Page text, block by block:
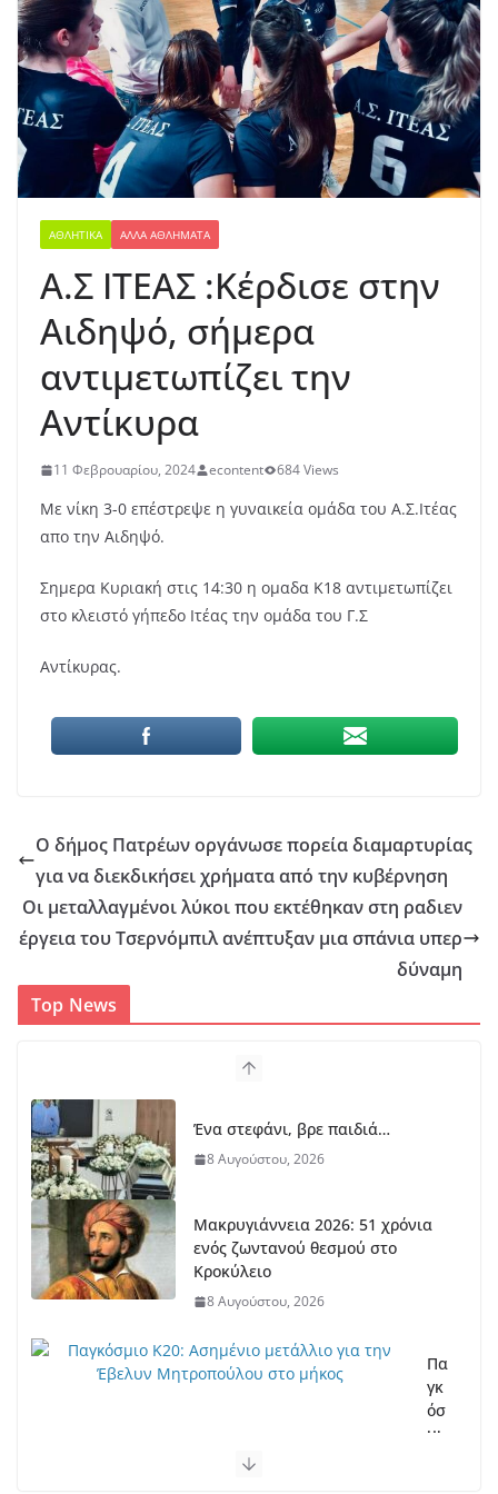
ΑΘΛΗΤΙΚΆ ΆΛΛΑ ΑΘΛΉΜΑΤΑ
Α.Σ ΙΤΕΑΣ :Κέρδισε στην
Αιδηψό, σήμερα
αντιμετωπίζει την
Αντίκυρα
11 Φεβρουαρίου, 2024 econtent 684 Views
Με νίκη 3-0 επέστρεψε η γυναικεία ομάδα του Α.Σ.Ιτέας
απο την Αιδηψό.
Σημερα Κυριακή στις 14:30 η ομαδα Κ18 αντιμετωπίζει
στο κλειστό γήπεδο Ιτέας την ομάδα του Γ.Σ
Αντίκυρας.
Ο δήμος Πατρέων οργάνωσε πορεία διαμαρτυρίας
για να διεκδικήσει χρήματα από την κυβέρνηση
Οι μεταλλαγμένοι λύκοι που εκτέθηκαν στη ραδιεν
έργεια του Τσερνόμπιλ ανέπτυξαν μια σπάνια υπερ
δύναμη
Top News
Ένα στεφάνι, βρε παιδιά…
8 Αυγούστου, 2026
Μακρυγιάννεια 2026: 51 χρόνια
ενός ζωντανού θεσμού στο
Κροκύλειο
8 Αυγούστου, 2026
Πα
γκ
όσ
μι